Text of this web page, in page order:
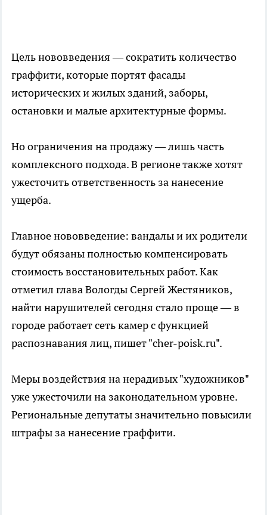
Цель нововведения — сократить количество
граффити, которые портят фасады
исторических и жилых зданий, заборы,
остановки и малые архитектурные формы.
Но ограничения на продажу — лишь часть
комплексного подхода. В регионе также хотят
ужесточить ответственность за нанесение
ущерба.
Главное нововведение: вандалы и их родители
будут обязаны полностью компенсировать
стоимость восстановительных работ. Как
отметил глава Вологды Сергей Жестяников,
найти нарушителей сегодня стало проще — в
городе работает сеть камер с функцией
распознавания лиц, пишет "cher-poisk.ru".
Меры воздействия на нерадивых "художников"
уже ужесточили на законодательном уровне.
Региональные депутаты значительно повысили
штрафы за нанесение граффити.